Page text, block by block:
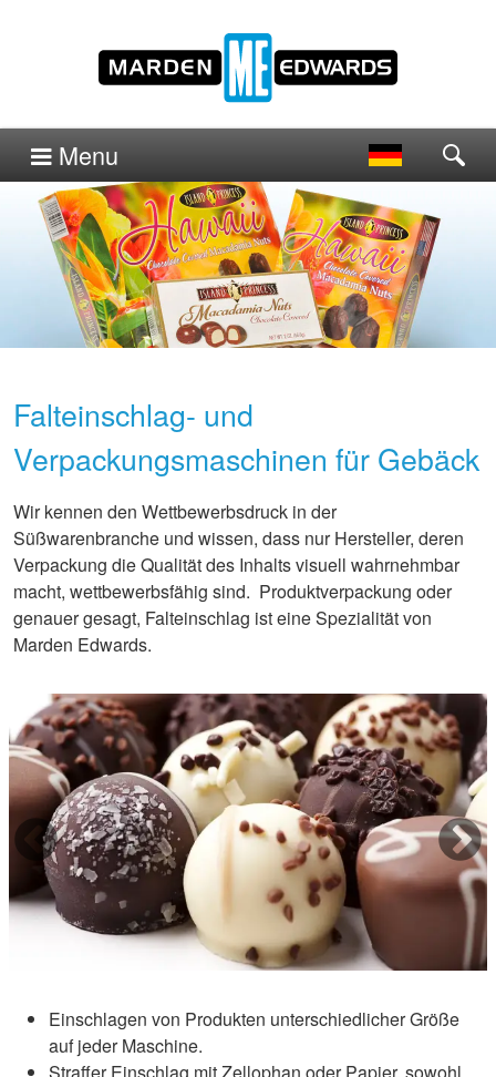
Menu
Falteinschlag- und
Verpackungsmaschinen für Gebäck
Wir kennen den Wettbewerbsdruck in der
Süßwarenbranche und wissen, dass nur Hersteller, deren
Verpackung die Qualität des Inhalts visuell wahrnehmbar
macht, wettbewerbsfähig sind. Produktverpackung oder
genauer gesagt, Falteinschlag ist eine Spezialität von
Marden Edwards.
Einschlagen von Produkten unterschiedlicher Größe
auf jeder Maschine.